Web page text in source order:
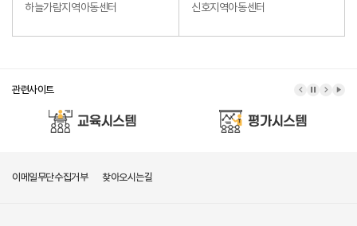
하늘가람지역아동센터 신호지역아동센터
관련사이트
이메일무단수집거부 찾아오시는길